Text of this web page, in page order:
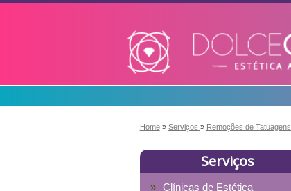
Home » Serviços » Remoções de Tatuagens
Serviços
Clínicas de Estética